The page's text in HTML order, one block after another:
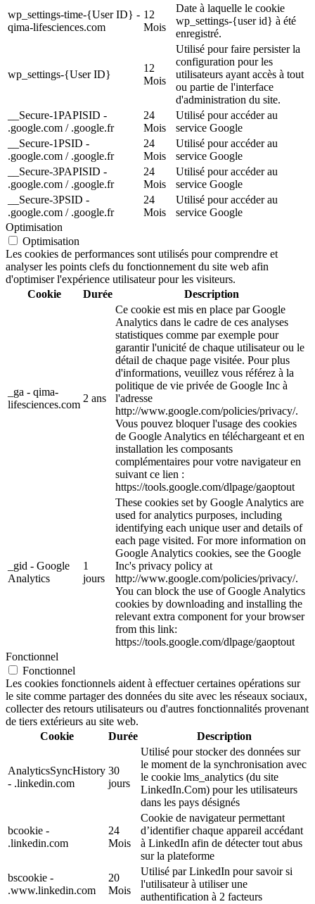
wp_settings-time-{User ID} -
qima-lifesciences.com
12
Mois
Date à laquelle le cookie
wp_settings-{user id} à été
enregistré.
wp_settings-{User ID}
12
Mois
Utilisé pour faire persister la
configuration pour les
utilisateurs ayant accès à tout
ou partie de l'interface
d'administration du site.
__Secure-1PAPISID -
.google.com / .google.fr
24
Mois
Utilisé pour accéder au
service Google
__Secure-1PSID -
.google.com / .google.fr
24
Mois
Utilisé pour accéder au
service Google
__Secure-3PAPISID -
.google.com / .google.fr
24
Mois
Utilisé pour accéder au
service Google
__Secure-3PSID -
.google.com / .google.fr
24
Mois
Utilisé pour accéder au
service Google
Optimisation
Optimisation
Les cookies de performances sont utilisés pour comprendre et
analyser les points clefs du fonctionnement du site web afin
d'optimiser l'expérience utilisateur pour les visiteurs.
Cookie
Durée Description
_ga - qima-
lifesciences.com
2 ans
Ce cookie est mis en place par Google
Analytics dans le cadre de ces analyses
statistiques comme par exemple pour
garantir l'unicité de chaque utilisateur ou le
détail de chaque page visitée. Pour plus
d'informations, veuillez vous référez à la
politique de vie privée de Google Inc à
l'adresse
http://www.google.com/policies/privacy/.
Vous pouvez bloquer l'usage des cookies
de Google Analytics en téléchargeant et en
installation les composants
complémentaires pour votre navigateur en
suivant ce lien :
https://tools.google.com/dlpage/gaoptout
_gid - Google
Analytics
1
jours
These cookies set by Google Analytics are
used for analytics purposes, including
identifying each unique user and details of
each page visited. For more information on
Google Analytics cookies, see the Google
Inc's privacy policy at
http://www.google.com/policies/privacy/.
You can block the use of Google Analytics
cookies by downloading and installing the
relevant extra component for your browser
from this link:
https://tools.google.com/dlpage/gaoptout
Fonctionnel
Fonctionnel
Les cookies fonctionnels aident à effectuer certaines opérations sur
le site comme partager des données du site avec les réseaux sociaux,
collecter des retours utilisateurs ou d'autres fonctionnalités provenant
de tiers extérieurs au site web.
Cookie
Durée Description
AnalyticsSyncHistory
- .linkedin.com
30
jours
Utilisé pour stocker des données sur
le moment de la synchronisation avec
le cookie lms_analytics (du site
LinkedIn.Com) pour les utilisateurs
dans les pays désignés
bcookie -
.linkedin.com
24
Mois
Cookie de navigateur permettant
d’identifier chaque appareil accédant
à LinkedIn afin de détecter tout abus
sur la plateforme
bscookie -
.www.linkedin.com
20
Mois
Utilisé par LinkedIn pour savoir si
l'utilisateur à utiliser une
authentification à 2 facteurs